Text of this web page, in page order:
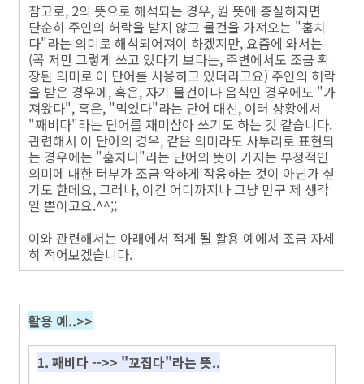
참고로, 2의 뜻으로 해석되는 경우, 원 뜻에 충실하자면
단순히 주인의 허락을 받지 않고 물건을 가져오는 "훔치
다"라는 의미로 해석되어져야 하겠지만, 요즘에 와서는
(꼭 저만 그렇게 쓰고 있다기 보다는, 주변에서도 조금 확
장된 의미로 이 단어를 사용하고 있더라고요) 주인의 허락
을 받은 경우에, 혹은, 자기 물건이나 음식인 경우에도 "가
져왔다", 혹은, "먹었다"라는 단어 대신, 여러 상황에서
"째비다"라는 단어를 재미삼아 쓰기도 하는 것 같습니다.
관련해서 이 단어의 경우, 같은 의미라도 사투리로 표현되
는 경우에는 "훔치다"라는 단어의 뜻이 가지는 부정적인
의미에 대한 터부가 조금 약하게 작용하는 것이 아닌가 싶
기도 한데요, 그러나, 이건 어디까지나 그냥 만구 제 생각
일 뿐이고요.^^;;
이와 관련해서는 아래에서 적게 될 활용 예에서 조금 자세
히 적어보겠습니다.
활용 예..>>
1. 째비다 -->> "꼬집다"라는 뜻..